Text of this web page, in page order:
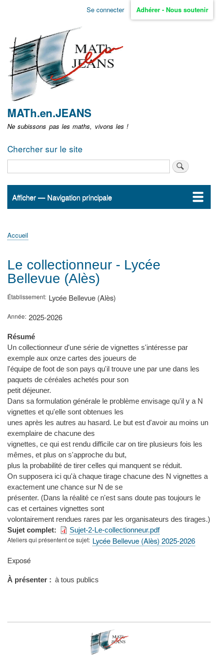
Aller
non
identifié
Se connecter Adhérer - Nous soutenir
MATh.en.JEANS
Ne subissons pas les maths, vivons les !
Chercher sur le site
Navigation
Afficher — Navigation principale
Accueil
ActualitésMATh.en.JEANS ?
Régions et Ateliers
Créer, gérer un atelier
Sujets/Publications
Congrès
d'Ariane
Accueil
Le collectionneur - Lycée
Bellevue (Alès)
Établissement Lycée Bellevue (Alès)
Année 2025-2026
Résumé
Un collectionneur d'une série de vignettes s'intéresse par
exemple aux onze cartes des joueurs de
l'équipe de foot de son pays qu'il trouve une par une dans les
paquets de céréales achetés pour son
petit déjeuner.
Dans sa formulation générale le problème envisage qu'il y a N
vignettes et qu'elle sont obtenues les
unes après les autres au hasard. Le but est d'avoir au moins un
exemplaire de chacune des
vignettes, ce qui est rendu difficile car on tire plusieurs fois les
mêmes, et plus on s'approche du but,
plus la probabilité de tirer celles qui manquent se réduit.
On supposera ici qu'à chaque tirage chacune des N vignettes a
exactement une chance sur N de se
présenter. (Dans la réalité ce n'est sans doute pas toujours le
cas et certaines vignettes sont
volontairement rendues rares par les organisateurs des tirages.)
Sujet complet
Sujet-2-Le-collectionneur.pdf
Ateliers qui présentent ce sujet Lycée Bellevue (Alès) 2025-2026
Type
présentation
Exposé
À présenter à tous publics